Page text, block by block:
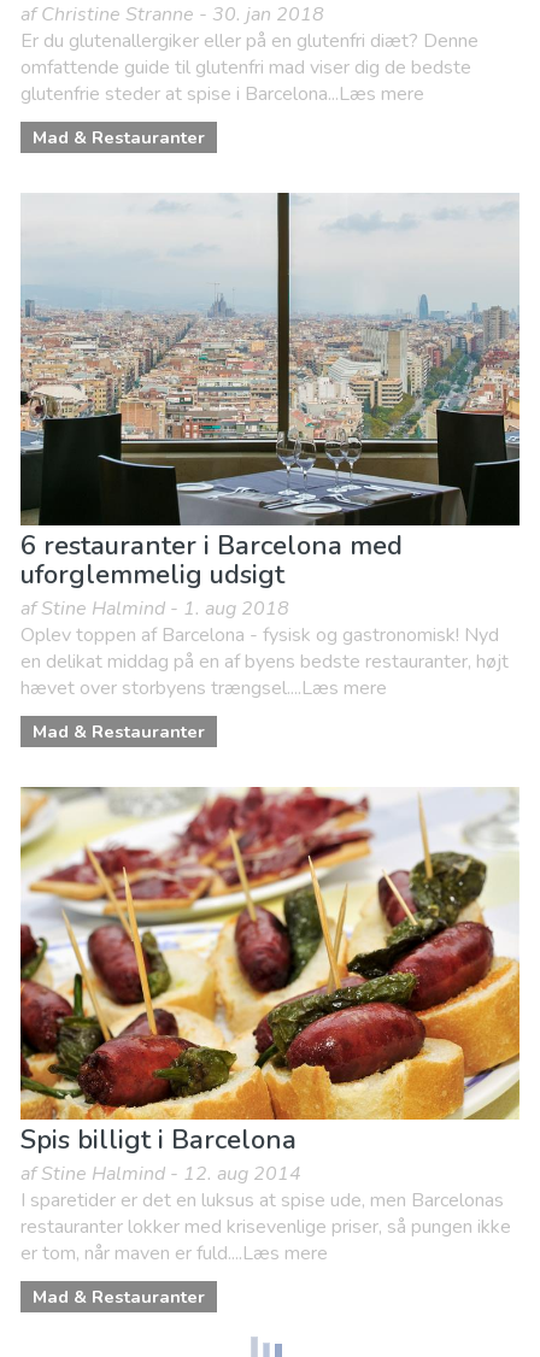
af Christine Stranne - 30. jan 2018
Er du glutenallergiker eller på en glutenfri diæt? Denne
omfattende guide til glutenfri mad viser dig de bedste
glutenfrie steder at spise i Barcelona...Læs mere
Mad & Restauranter
6 restauranter i Barcelona med
uforglemmelig udsigt
af Stine Halmind - 1. aug 2018
Oplev toppen af Barcelona - fysisk og gastronomisk! Nyd
en delikat middag på en af byens bedste restauranter, højt
hævet over storbyens trængsel....Læs mere
Mad & Restauranter
Spis billigt i Barcelona
af Stine Halmind - 12. aug 2014
I sparetider er det en luksus at spise ude, men Barcelonas
restauranter lokker med krisevenlige priser, så pungen ikke
er tom, når maven er fuld....Læs mere
Mad & Restauranter